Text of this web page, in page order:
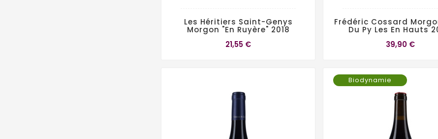
Les Héritiers Saint-Genys
Morgon "En Ruyère" 2018
21,55 €
Frédéric Cossard
Du Py Les En Hauts
39,90 €
Biodynamie